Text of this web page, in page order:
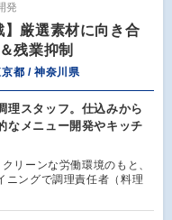
発
】厳選素材に向き合
残業抑制
都 / 神奈川県
理スタッフ。仕込みから
なメニュー開発やキッチ
リーンな労働環境のもと、
ニングで調理責任者（料理